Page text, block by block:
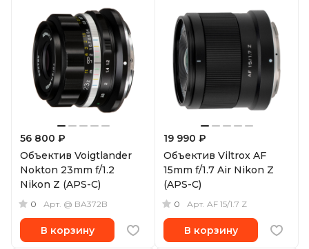
56 800 ₽
Объектив Voigtlander
Nokton 23mm f/1.2
Nikon Z (APS-C)
0 Арт. @ BA372B
В корзину
19 990 ₽
Объектив Viltrox AF
15mm f/1.7 Air Nikon Z
(APS-C)
0 Арт. AF 15/1.7 Z
В корзину